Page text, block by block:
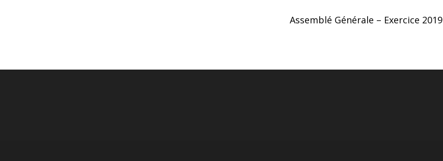
Assemblé Générale – Exercice 2019